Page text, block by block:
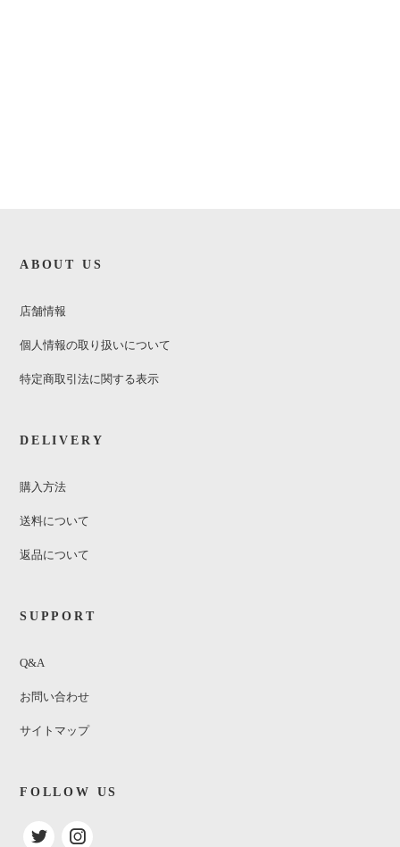
ABOUT US
店舗情報
個人情報の取り扱いについて
特定商取引法に関する表示
DELIVERY
購入方法
送料について
返品について
SUPPORT
Q&A
お問い合わせ
サイトマップ
FOLLOW US